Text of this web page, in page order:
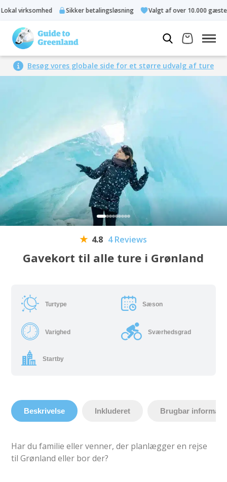
virksomhed Sikker betalingsløsning Valgt af over 10.000 gæster
Besøg vores globale side for et større udvalg af ture
Gavekort til alle ture i Grønland
4.8 4 Reviews
Turtype Sæson
Varighed Sværhedsgrad
Startby
Beskrivelse Inkluderet Brugbar
Har du familie eller venner, der planlægger en rejse
til Grønland eller bor der?